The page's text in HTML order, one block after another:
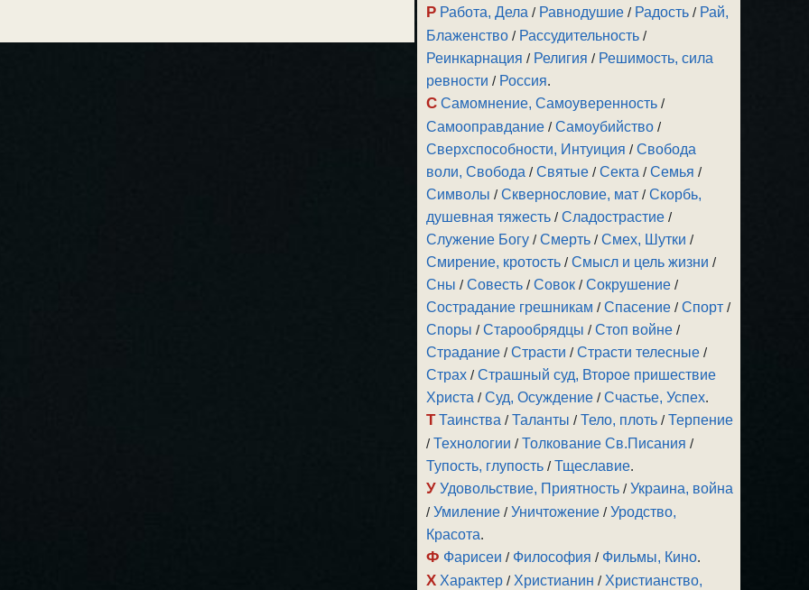
Р Работа, Дела / Равнодушие / Радость / Рай,
Блаженство / Рассудительность /
Реинкарнация / Религия / Решимость, сила
ревности / Россия.
С Самомнение, Самоуверенность /
Самооправдание /Самоубийство /
Сверхспособности, Интуиция /Свобода
воли, Свобода /Святые /Секта /Семья /
Символы /Сквернословие, мат /Скорбь,
душевная тяжесть /Сладострастие /
Служение Богу /Смерть /Смех, Шутки /
Смирение, кротость /Смысл и цель жизни /
Сны /Совесть /Совок /Сокрушение /
Сострадание грешникам /Спасение /Спорт /
Споры /Старообрядцы /Стоп войне /
Страдание /Страсти /Страсти телесные /
Страх /Страшный суд, Второе пришествие
Христа /Суд, Осуждение /Счастье, Успех.
Т Таинства /Таланты /Тело, плоть /Терпение
/Технологии /Толкование Св.Писания /
Тупость, глупость /Тщеславие.
У Удовольствие, Приятность /Украина, война
/Умиление /Уничтожение /Уродство,
Красота.
Ф Фарисеи / Философия / Фильмы, Кино.
Х Характер / Христианин / Христианство,